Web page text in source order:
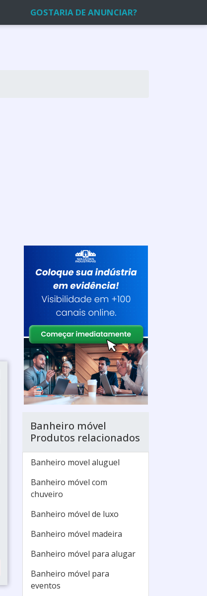
GOSTARIA DE ANUNCIAR?
Banheiro móvel
Produtos relacionados
Banheiro movel aluguel
Banheiro móvel com
chuveiro
Banheiro móvel de luxo
Banheiro móvel madeira
Banheiro móvel para alugar
Banheiro móvel para
eventos